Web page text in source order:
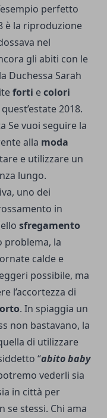
perfetto
è la riproduzione
nel
gli abiti con le
Duchessa Sarah
forti ecolori
2018.
Se vuoi seguire la
alla moda
e utilizzare un
lungo.
uno dei
in
sfregamento
problema, la
calde e
possibile, ma
l’accortezza di
. In spiaggia un
non bastavano, la
di utilizzare
“abito baby
vederli sia
in città per
se stessi. Chi ama